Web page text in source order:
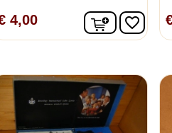
4,00 Infavorite_border